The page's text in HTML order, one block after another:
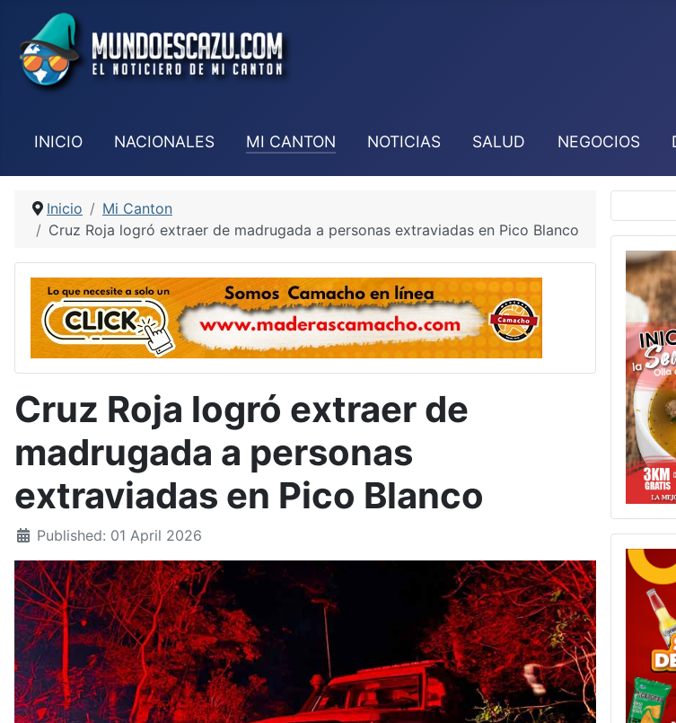
INICIO NACIONALES MI CANTON NOTICIAS SALUD NEGOCIOS
Inicio
Mi Canton
Cruz Roja logró extraer de madrugada a personas extraviadas en Pico Blanco
Cruz Roja logró extraer de
madrugada a personas
extraviadas en Pico Blanco
Published: 01 April 2026